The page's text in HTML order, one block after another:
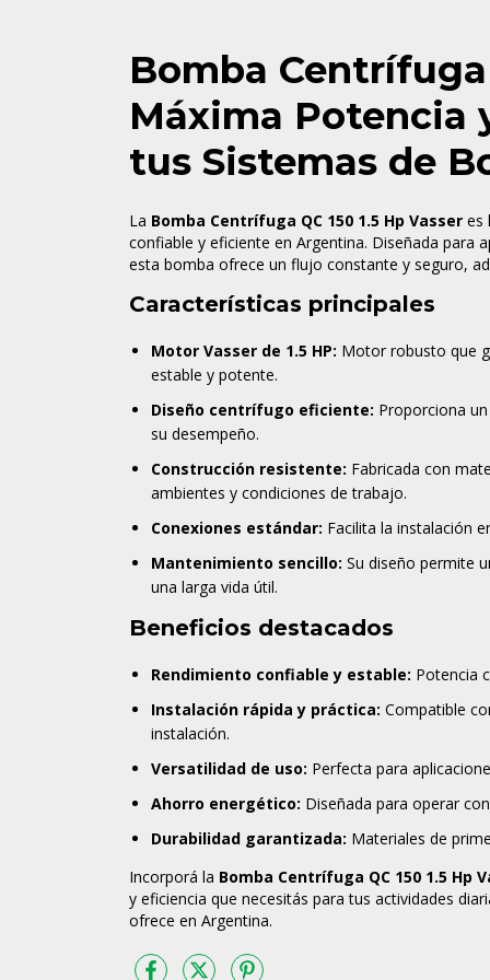
Bomba Centrífuga
Máxima Potencia
tus Sistemas de
La Bomba Centrífuga QC 150 1.5 Hp Vasser es
confiable y eficiente en Argentina. Diseñada para
esta bomba ofrece un flujo constante y seguro,
Características principales
Motor Vasser de 1.5 HP: Motor robusto que
estable y potente.
Diseño centrífugo eficiente: Proporciona
su desempeño.
Construcción resistente: Fabricada con
ambientes y condiciones de trabajo.
Conexiones estándar: Facilita la instalación
Mantenimiento sencillo: Su diseño permite
una larga vida útil.
Beneficios destacados
Rendimiento confiable y estable: Potencia
Instalación rápida y práctica: Compatible
instalación.
Versatilidad de uso: Perfecta para
Ahorro energético: Diseñada para operar
Durabilidad garantizada: Materiales de
Incorporá la Bomba Centrífuga QC 150 1.5 Hp
y eficiencia que necesitás para tus actividades
ofrece en Argentina.